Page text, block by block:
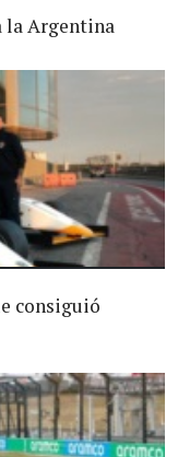
la Argentina
consiguió